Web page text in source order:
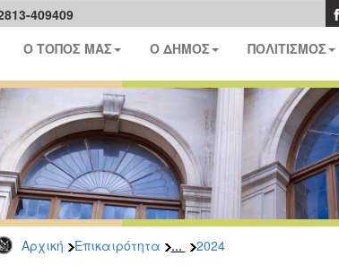
409409
Ο ΤΟΠΟΣ ΜΑΣ Ο ΔΗΜΟΣ ΠΟΛΙΤΙΣΜΟΣ
Αρχική Επικαιρότητα ... 2024